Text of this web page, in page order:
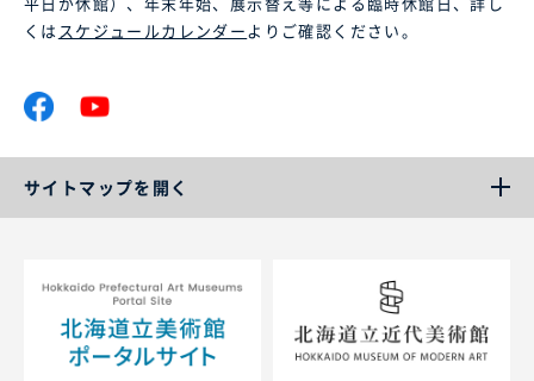
くは スケジュールカレンダーよりご確認ください。
サイトマップを開く